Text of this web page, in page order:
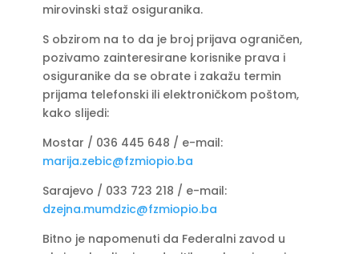
mirovinski staž osiguranika.
S obzirom na to da je broj prijava ograničen,
pozivamo zainteresirane korisnike prava i
osiguranike da se obrate i zakažu termin
prijama telefonski ili elektroničkom poštom,
kako slijedi:
Mostar / 036 445 648 / e-mail:
marija.zebic@fzmiopio.ba
Sarajevo / 033 723 218 / e-mail:
dzejna.mumdzic@fzmiopio.ba
Bitno je napomenuti da Federalni zavod u